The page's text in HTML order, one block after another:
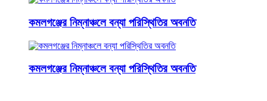
কমলগঞ্জের নিম্নাঞ্চলে বন্যা পরিস্থিতির অবনতি
কমলগঞ্জের নিম্নাঞ্চলে বন্যা পরিস্থিতির অবনতি